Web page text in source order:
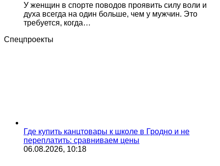
У женщин в спорте поводов проявить силу воли и
духа всегда на один больше, чем у мужчин. Это
требуется, когда…
Спецпроекты
Где купить канцтовары к школе в Гродно и не
переплатить: сравниваем цены
06.08.2026, 10:18